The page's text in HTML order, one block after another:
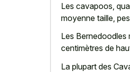
Les cavapoos,
moyenne taille,
Les Bernedoodles
centimètres de
La plupart des